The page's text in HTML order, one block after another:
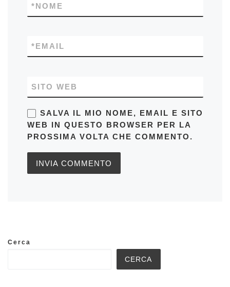
NOME
*
EMAIL
*
SITO WEB
SALVA IL MIO NOME, EMAIL E SITO
WEB IN QUESTO BROWSER PER LA
PROSSIMA VOLTA CHE COMMENTO.
Cerca
CERCA